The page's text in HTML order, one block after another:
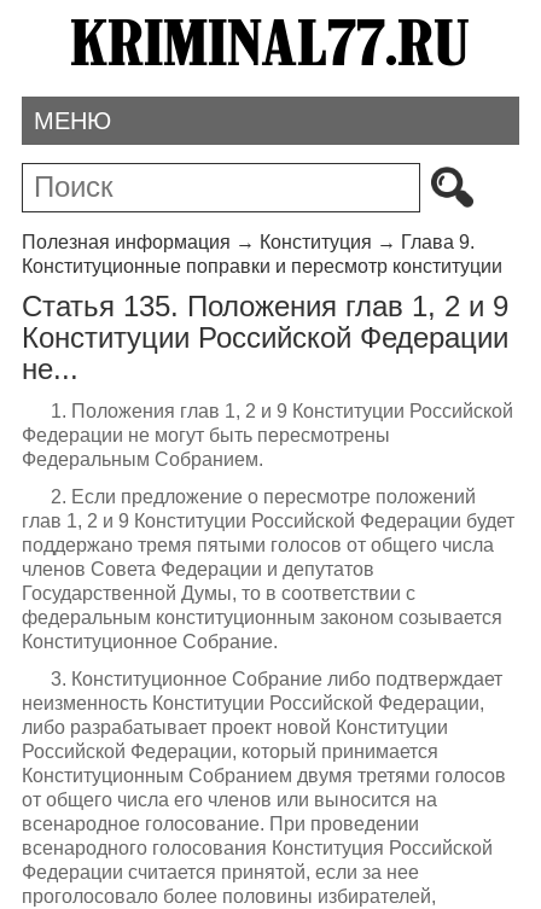
МЕНЮ
Полезная информация → Конституция → Глава 9.
Конституционные поправки и пересмотр конституции
Статья 135. Положения глав 1, 2 и 9
Конституции Российской Федерации
не...
1. Положения глав 1, 2 и 9 Конституции Российской
Федерации не могут быть пересмотрены
Федеральным Собранием.
2. Если предложение о пересмотре положений
глав 1, 2 и 9 Конституции Российской Федерации будет
поддержано тремя пятыми голосов от общего числа
членов Совета Федерации и депутатов
Государственной Думы, то в соответствии с
федеральным конституционным законом созывается
Конституционное Собрание.
3. Конституционное Собрание либо подтверждает
неизменность Конституции Российской Федерации,
либо разрабатывает проект новой Конституции
Российской Федерации, который принимается
Конституционным Собранием двумя третями голосов
от общего числа его членов или выносится на
всенародное голосование. При проведении
всенародного голосования Конституция Российской
Федерации считается принятой, если за нее
проголосовало более половины избирателей,